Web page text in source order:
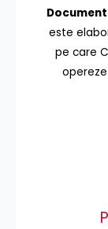
este
pe care